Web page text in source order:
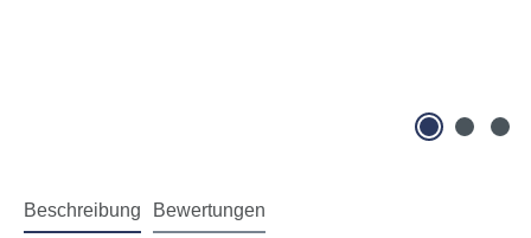
Beschreibung Bewertungen